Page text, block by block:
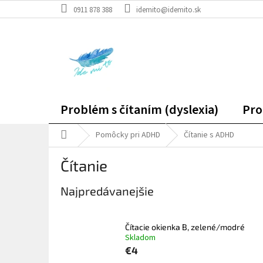
na
0911 878 388 idemito@idemito.sk
Problém s čítaním (dyslexia)
DomovPomôcky pri ADHD Čítanie s ADHD
Čítanie
Najpredávanejšie
Čítacie okienka B, zelené/modré
Skladom
€4